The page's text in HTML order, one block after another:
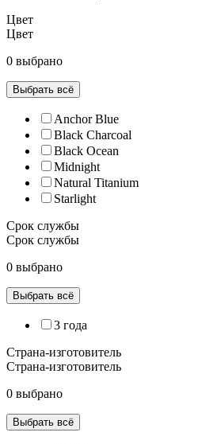
Цвет
Цвет
0 выбрано
Выбрать всё
Anchor Blue
Black Charcoal
Black Ocean
Midnight
Natural Titanium
Starlight
Срок службы
Срок службы
0 выбрано
Выбрать всё
3 года
Страна-изготовитель
Страна-изготовитель
0 выбрано
Выбрать всё